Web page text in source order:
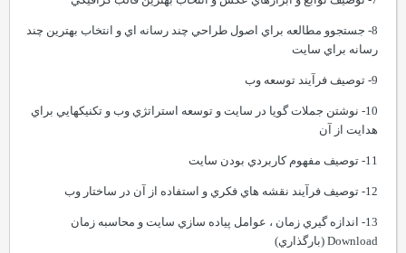
8- جستجوو مطالعه براي اصول طراحي چند رسانه اي و انتخاب بهترين چند
رسانه براي سايت
10- نوشتن جملات گويا در سايت و توسعه استراتژي وب و تکنيکهايي براي
هدايت از آن
13- اندازه گيري زمان ، عوامل پياده سازي سايت و محاسبه زمان
Download (بارگذاري)